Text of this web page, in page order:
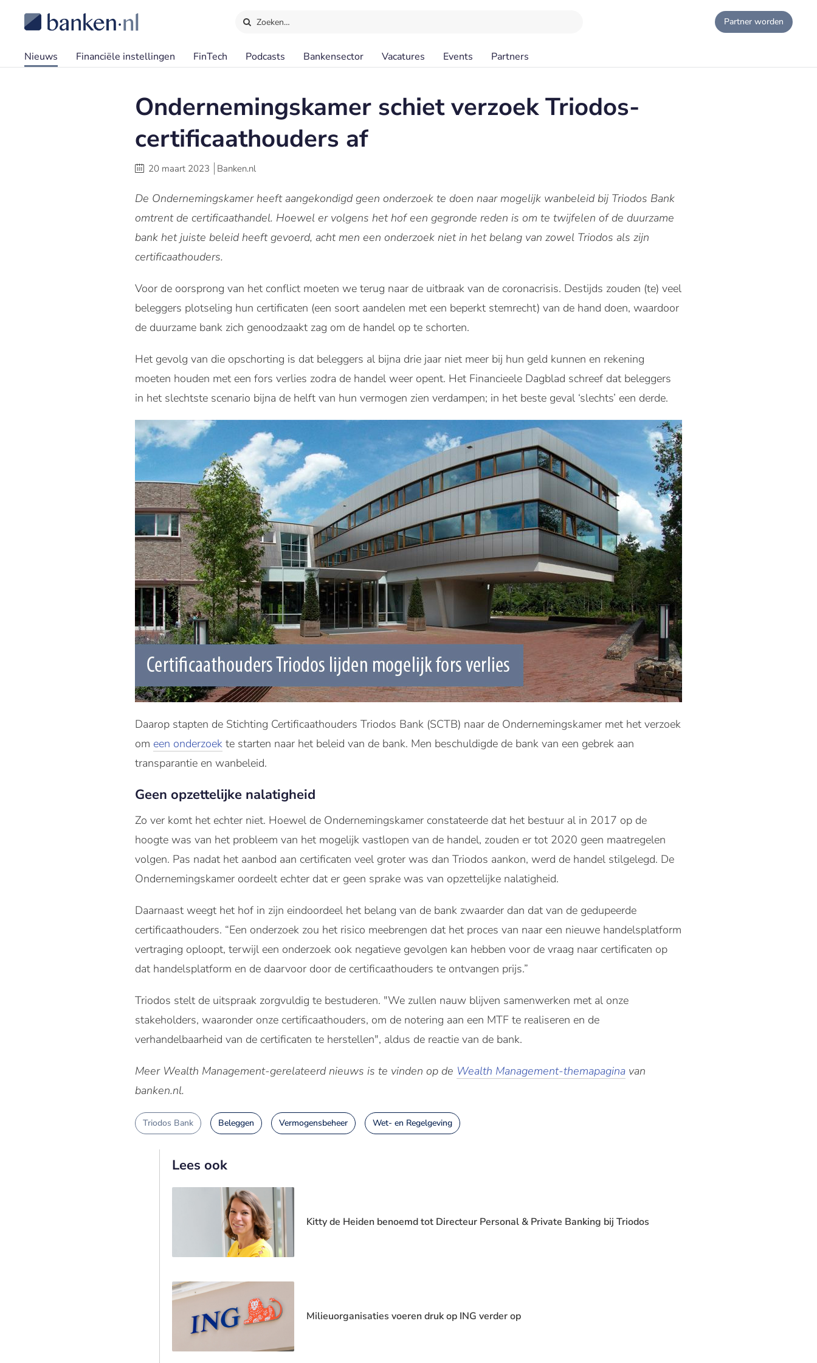
Zoeken… Partner worden
Nieuws Financiële instellingen FinTech Podcasts Bankensector Vacatures Events Partners
Ondernemingskamer schiet verzoek Triodos-
certificaathouders af
20 maart 2023 Banken.nl
De Ondernemingskamer heeft aangekondigd geen onderzoek te doen naar mogelijk wanbeleid bij Triodos Bank
omtrent de certificaathandel. Hoewel er volgens het hof een gegronde reden is om te twijfelen of de duurzame
bank het juiste beleid heeft gevoerd, acht men een onderzoek niet in het belang van zowel Triodos als zijn
certificaathouders.
Voor de oorsprong van het conflict moeten we terug naar de uitbraak van de coronacrisis. Destijds zouden (te) veel
beleggers plotseling hun certificaten (een soort aandelen met een beperkt stemrecht) van de hand doen, waardoor
de duurzame bank zich genoodzaakt zag om de handel op te schorten.
Het gevolg van die opschorting is dat beleggers al bijna drie jaar niet meer bij hun geld kunnen en rekening
moeten houden met een fors verlies zodra de handel weer opent. Het Financieele Dagblad schreef dat beleggers
in het slechtste scenario bijna de helft van hun vermogen zien verdampen; in het beste geval ‘slechts’ een derde.
Daarop stapten de Stichting Certificaathouders Triodos Bank (SCTB) naar de Ondernemingskamer met het verzoek
om een onderzoek te starten naar het beleid van de bank. Men beschuldigde de bank van een gebrek aan
transparantie en wanbeleid.
Geen opzettelijke nalatigheid
Zo ver komt het echter niet. Hoewel de Ondernemingskamer constateerde dat het bestuur al in 2017 op de
hoogte was van het probleem van het mogelijk vastlopen van de handel, zouden er tot 2020 geen maatregelen
volgen. Pas nadat het aanbod aan certificaten veel groter was dan Triodos aankon, werd de handel stilgelegd. De
Ondernemingskamer oordeelt echter dat er geen sprake was van opzettelijke nalatigheid.
Daarnaast weegt het hof in zijn eindoordeel het belang van de bank zwaarder dan dat van de gedupeerde
certificaathouders. “Een onderzoek zou het risico meebrengen dat het proces van naar een nieuwe handelsplatform
vertraging oploopt, terwijl een onderzoek ook negatieve gevolgen kan hebben voor de vraag naar certificaten op
dat handelsplatform en de daarvoor door de certificaathouders te ontvangen prijs.”
Triodos stelt de uitspraak zorgvuldig te bestuderen. "We zullen nauw blijven samenwerken met al onze
stakeholders, waaronder onze certificaathouders, om de notering aan een MTF te realiseren en de
verhandelbaarheid van de certificaten te herstellen", aldus de reactie van de bank.
Meer Wealth Management-gerelateerd nieuws is te vinden op de Wealth Management-themapagina van
banken.nl.
Triodos Bank Beleggen Vermogensbeheer Wet- en Regelgeving
Lees ook
Kitty de Heiden benoemd tot Directeur Personal & Private Banking bij Triodos
Milieuorganisaties voeren druk op ING verder op